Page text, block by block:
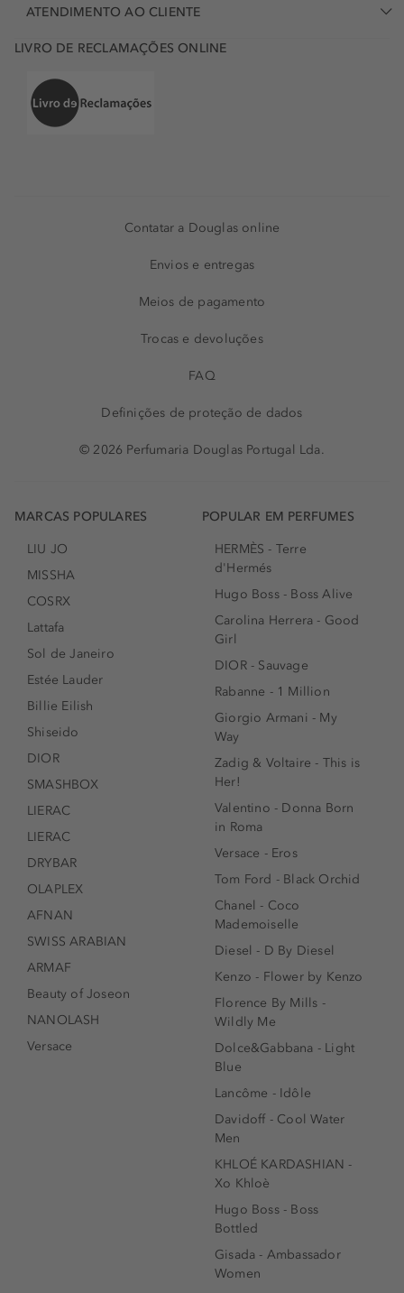
ATENDIMENTO AO CLIENTE
LIVRO DE RECLAMAÇÕES ONLINE
Contatar a Douglas online
Envios e entregas
Meios de pagamento
Trocas e devoluções
FAQ
Definições de proteção de dados
© 2026 Perfumaria Douglas Portugal Lda.
MARCAS POPULARES
LIU JO
MISSHA
COSRX
Lattafa
Sol de Janeiro
Estée Lauder
Billie Eilish
Shiseido
DIOR
SMASHBOX
LIERAC
LIERAC
DRYBAR
OLAPLEX
AFNAN
SWISS ARABIAN
ARMAF
Beauty of Joseon
NANOLASH
Versace
POPULAR EM PERFUMES
HERMÈS - Terre
d'Hermés
Hugo Boss - Boss Alive
Carolina Herrera - Good
Girl
DIOR - Sauvage
Rabanne - 1 Million
Giorgio Armani - My
Way
Zadig & Voltaire - This is
Her!
Valentino - Donna Born
in Roma
Versace - Eros
Tom Ford - Black Orchid
Chanel - Coco
Mademoiselle
Diesel - D By Diesel
Kenzo - Flower by Kenzo
Florence By Mills -
Wildly Me
Dolce&Gabbana - Light
Blue
Lancôme - Idôle
Davidoff - Cool Water
Men
KHLOÉ KARDASHIAN -
Xo Khloè
Hugo Boss - Boss
Bottled
Gisada - Ambassador
Women